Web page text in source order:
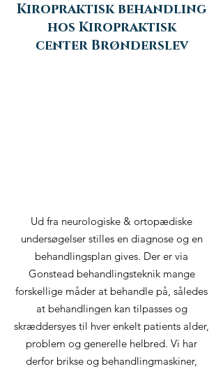
Kiropraktisk behandling
hos Kiropraktisk
center Brønderslev
Ud fra neurologiske & ortopædiske
undersøgelser stilles en diagnose og en
behandlingsplan gives. Der er via
Gonstead behandlingsteknik mange
forskellige måder at behandle på, således
at behandlingen kan tilpasses og
skræddersyes til hver enkelt patients alder,
problem og generelle helbred. Vi har
derfor brikse og behandlingmaskiner,